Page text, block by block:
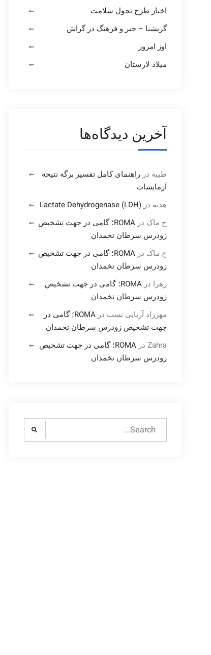
اخبار طرح تحول سلامت
گریشنا – خبر و فرهنگ در گراش
اوز امروز
میلاد لارستان
آخرین دیدگاه‌ها
طیبه در راهنمای کامل تفسیر برگه نتیجه
آزمایشات
هدیه در Lactate Dehydrogenase (LDH)
ح ماک در
ROMA؛ گامی در جهت تشخیص
زودرس سرطان تخمدان
ح ماک در
ROMA؛ گامی در جهت تشخیص
زودرس سرطان تخمدان
زهرا در
ROMA؛ گامی در جهت تشخیص
زودرس سرطان تخمدان
مهرزاد آریایی نسب در
ROMA؛ گامی در
جهت تشخیص زودرس سرطان تخمدان
Zahra در
ROMA؛ گامی در جهت تشخیص
زودرس سرطان تخمدان
Search
for: